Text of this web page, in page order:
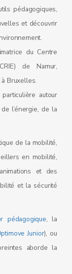
pédagogiques,
et découvrir
du Centre
de Namur,
Bruxelles.
autour
l’énergie, de la
de la mobilité,
en mobilité,
et des
et la sécurité
pédagogique, la
Junior), ou
aborde la